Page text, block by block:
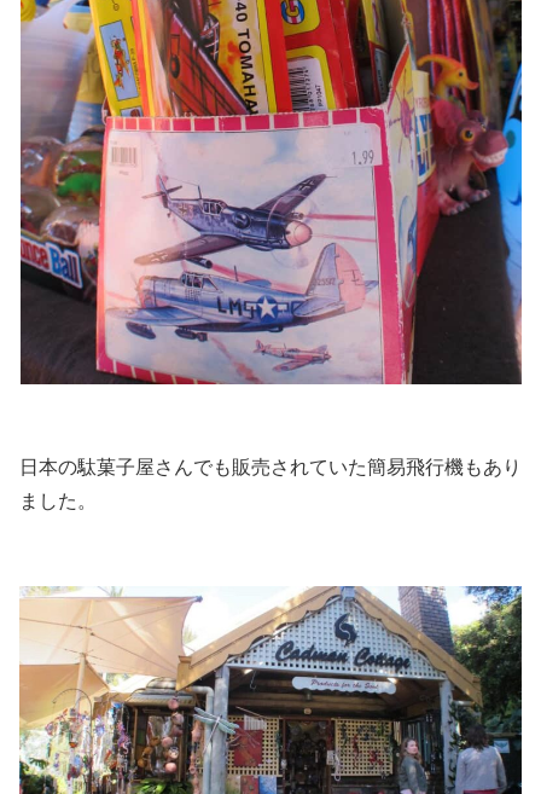
日本の駄菓子屋さんでも販売されていた簡易飛行機もあり
ました。